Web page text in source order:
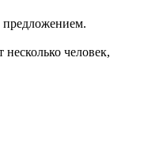
предложением.
несколько человек,